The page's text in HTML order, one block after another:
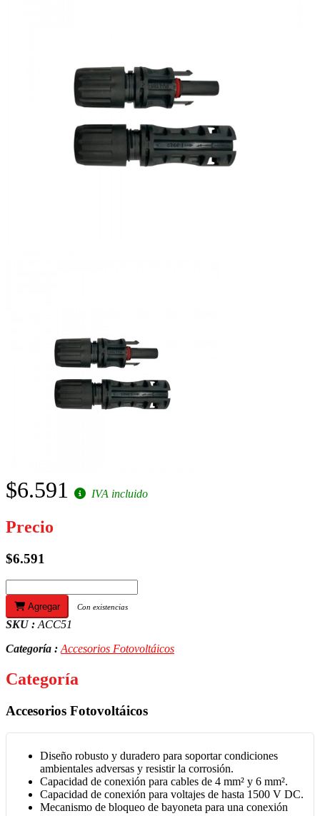
$6.591 IVA incluido
Precio
$6.591
Agregar Con existencias
SKU :ACC51
Categoría :Accesorios Fotovoltáicos
Categoría
Accesorios Fotovoltáicos
Diseño robusto y duradero para soportar condiciones
ambientales adversas y resistir la corrosión.
Capacidad de conexión para cables de 4 mm² y 6 mm².
Capacidad de conexión para voltajes de hasta 1500 V DC.
Mecanismo de bloqueo de bayoneta para una conexión